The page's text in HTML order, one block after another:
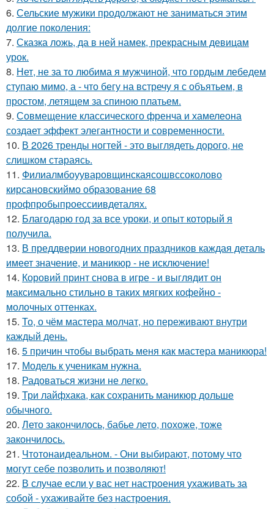
6. Сельские мужики продолжают не заниматься этим
долгие поколения:
7. Сказка ложь, да в ней намек, прекрасным девицам
урок.
8. Нет, не за то любима я мужчиной, что гордым лебедем
ступаю мимо, а - что бегу на встречу я с объятьем, в
простом, летящем за спиною платьем.
9. Совмещение классического френча и хамелеона
создает эффект элегантности и современности.
10. В 2026 тренды ногтей - это выглядеть дорого, не
слишком стараясь.
11. Филиалмбоууваровщинскаясошвссоколово
кирсановскиймо образование 68
профпробыпроессиивдеталях.
12. Благодарю год за все уроки, и опыт который я
получила.
13. В преддверии новогодних праздников каждая деталь
имеет значение, и маникюр - не исключение!
14. Коровий принт снова в игре - и выглядит он
максимально стильно в таких мягких кофейно -
молочных оттенках.
15. То, о чём мастера молчат, но переживают внутри
каждый день.
16. 5 причин чтобы выбрать меня как мастера маникюра!
17. Модель к ученикам нужна.
18. Радоваться жизни не легко.
19. Три лайфхака, как сохранить маникюр дольше
обычного.
20. Лето закончилось, бабье лето, похоже, тоже
закончилось.
21. Чтотонаидеальном. - Они выбирают, потому что
могут себе позволить и позволяют!
22. В случае если у вас нет настроения ухаживать за
собой - ухаживайте без настроения.